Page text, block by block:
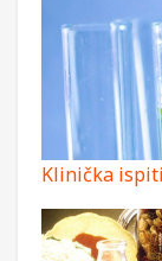
Klinička